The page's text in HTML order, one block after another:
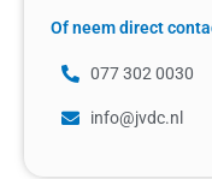
Of neem direct
077 302 0030
info@jvdc.nl